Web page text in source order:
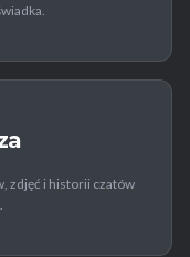
zdjęć i historii czatów